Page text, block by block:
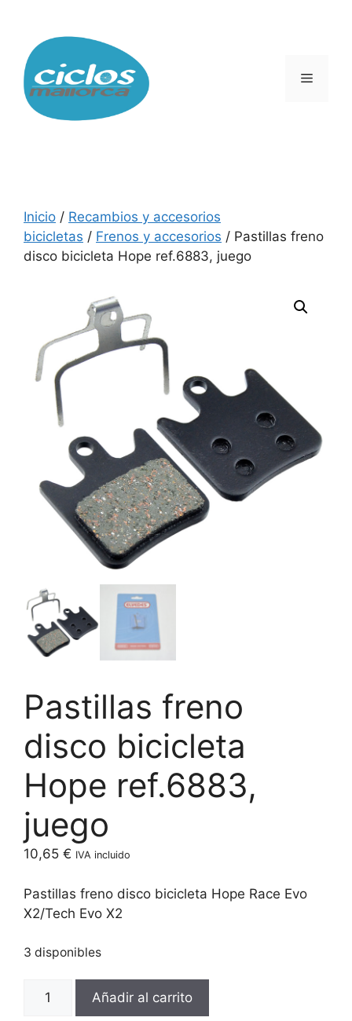
contenido
Menú
Inicio / Recambios y accesorios
bicicletas / Frenos y accesorios / Pastillas freno
disco bicicleta Hope ref.6883, juego
Pastillas freno
disco bicicleta
Hope ref.6883,
juego
10,65 € IVA incluido
Pastillas freno disco bicicleta Hope Race Evo
X2/Tech Evo X2
3 disponibles
Pastillas
Añadir al carrito